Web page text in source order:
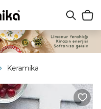
Keramika